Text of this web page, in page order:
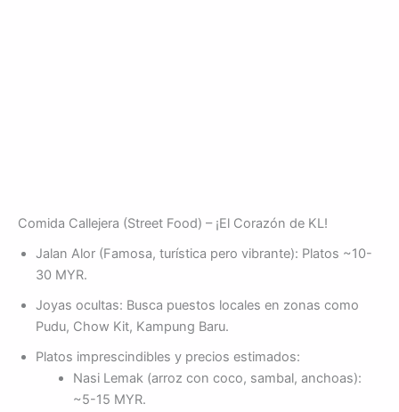
Comida Callejera (Street Food) – ¡El Corazón de KL!
Jalan Alor (Famosa, turística pero vibrante): Platos ~10-
30 MYR.
Joyas ocultas: Busca puestos locales en zonas como
Pudu, Chow Kit, Kampung Baru.
Platos imprescindibles y precios estimados:
Nasi Lemak (arroz con coco, sambal, anchoas):
~5-15 MYR.